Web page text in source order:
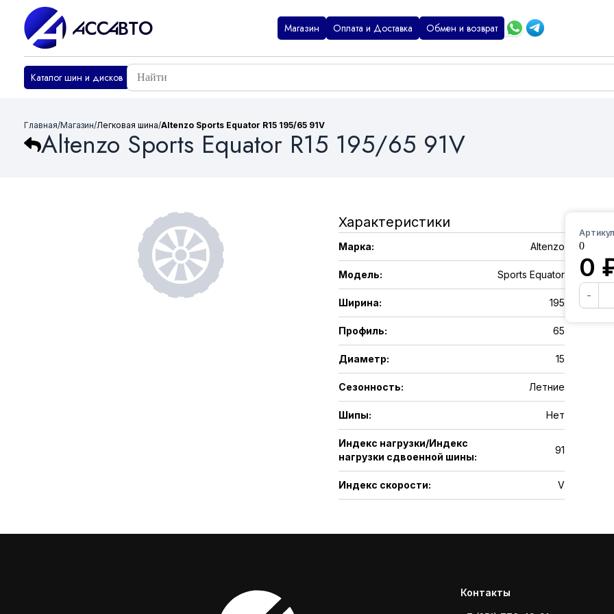
Магазин Оплата и Доставка Обмен и возврат
Каталог шин и дисков
Главная/Магазин/Легковая шина/Altenzo Sports Equator R15 195/65 91V
Altenzo Sports Equator R15 195/65 91V
Характеристики
Марка: Altenzo
Модель: Sports Equator
Ширина: 195
Профиль: 65
Диаметр: 15
Сезонность: Летние
Шипы: Нет
Индекс нагрузки/Индекс
нагрузки сдвоенной шины:
91
Индекс скорости: V
0
0
-
Контакты